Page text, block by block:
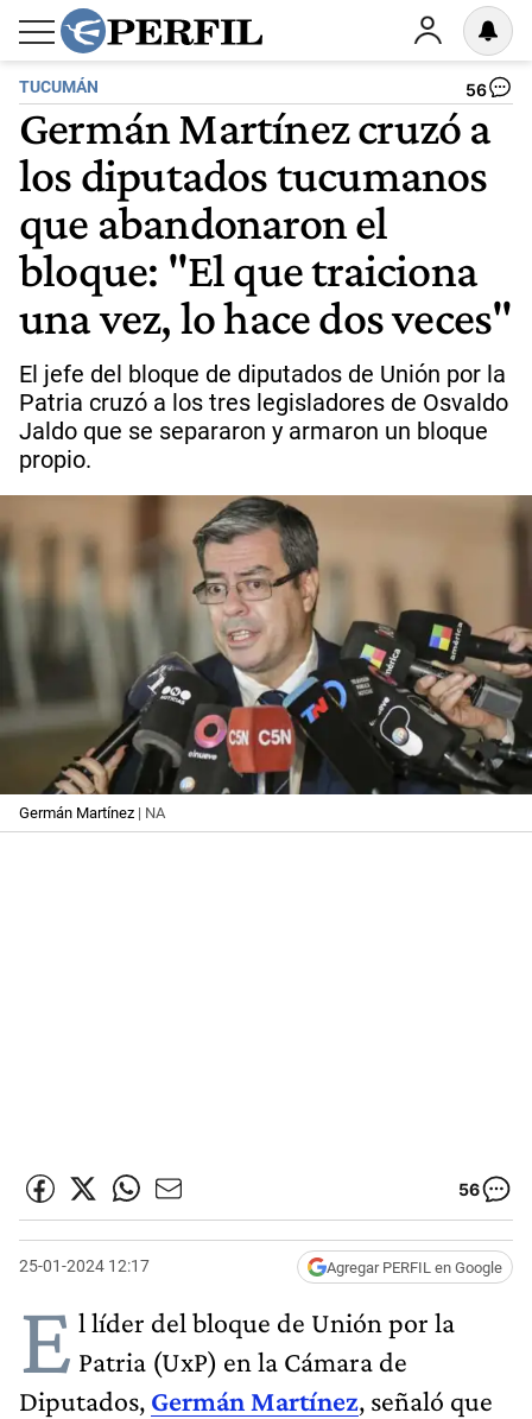
TUCUMÁN 56
Germán Martínez cruzó a
los diputados tucumanos
que abandonaron el
bloque: "El que traiciona
una vez, lo hace dos veces"
El jefe del bloque de diputados de Unión por la
Patria cruzó a los tres legisladores de Osvaldo
Jaldo que se separaron y armaron un bloque
propio.
Germán Martínez | NA
56
25-01-2024 12:17 Agregar PERFIL en Google
E l líder del bloque de Unión por la
Patria (UxP) en la Cámara de
Diputados, Germán Martínez, señaló que